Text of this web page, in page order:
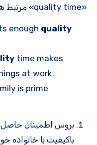
«quality time» مرتبط هستند.
enough quality
time makes
at work.
is prime
بروس اطمینان حاصل
باکیفیت با خانواده